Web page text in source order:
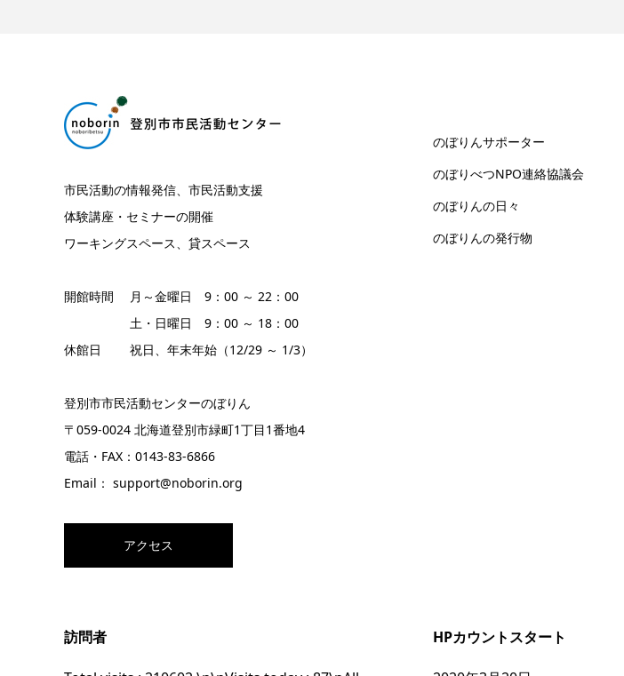
市民活動の情報発信、市民活動支援
体験講座・セミナーの開催
ワーキングスペース、貸スペース
開館時間 月～金曜日 9：00 ～ 22：00
土・日曜日 9：00 ～ 18：00
休館日 祝日、年末年始（12/29 ～ 1/3）
登別市市民活動センターのぼりん
〒059-0024 北海道登別市緑町1丁目1番地4
電話・FAX：0143-83-6866
Email： support@noborin.org
アクセス
のぼりんサポーター
のぼりべつNPO連絡協議会
のぼりんの日々
のぼりんの発行物
訪問者 HPカウントスタート